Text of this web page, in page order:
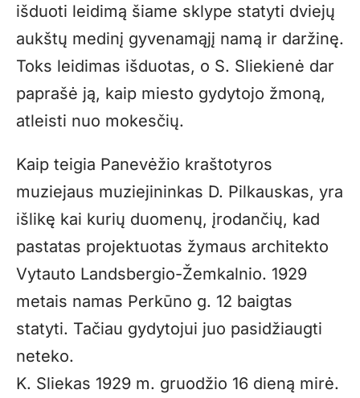
išduoti leidimą šiame sklype statyti dviejų
aukštų medinį gyvenamąjį namą ir daržinę.
Toks leidimas išduotas, o S. Sliekienė dar
paprašė ją, kaip miesto gydytojo žmoną,
atleisti nuo mokesčių.
Kaip teigia Panevėžio kraštotyros
muziejaus muziejininkas D. Pilkauskas, yra
išlikę kai kurių duomenų, įrodančių, kad
pastatas projektuotas žymaus architekto
Vytauto Landsbergio-Žemkalnio. 1929
metais namas Perkūno g. 12 baigtas
statyti. Tačiau gydytojui juo pasidžiaugti
neteko.
K. Sliekas 1929 m. gruodžio 16 dieną mirė.